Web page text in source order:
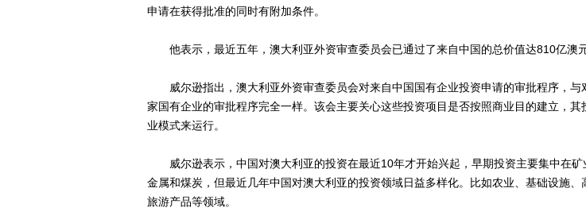
申请在获得批准的同时有附加条件。
他表示，最近五年，澳大利亚外资审查委员会已通过了来自中国的总价值达810亿澳元
威尔逊指出，澳大利亚外资审查委员会对来自中国国有企业投资申请的审批程序，与
家国有企业的审批程序完全一样。该会主要关心这些投资项目是否按照商业目的建立，其
业模式来运行。
威尔逊表示，中国对澳大利亚的投资在最近10年才开始兴起，早期投资主要集中在矿
金属和煤炭，但最近几年中国对澳大利亚的投资领域日益多样化。比如农业、基础设施、
旅游产品等领域。